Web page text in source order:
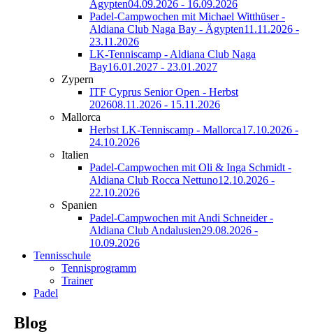
Ägypten04.09.2026 - 16.09.2026
Padel-Campwochen mit Michael Witthüser -
Aldiana Club Naga Bay - Ägypten11.11.2026 -
23.11.2026
LK-Tenniscamp - Aldiana Club Naga
Bay16.01.2027 - 23.01.2027
Zypern
ITF Cyprus Senior Open - Herbst
202608.11.2026 - 15.11.2026
Mallorca
Herbst LK-Tenniscamp - Mallorca17.10.2026 -
24.10.2026
Italien
Padel-Campwochen mit Oli & Inga Schmidt -
Aldiana Club Rocca Nettuno12.10.2026 -
22.10.2026
Spanien
Padel-Campwochen mit Andi Schneider -
Aldiana Club Andalusien29.08.2026 -
10.09.2026
Tennisschule
Tennisprogramm
Trainer
Padel
Blog